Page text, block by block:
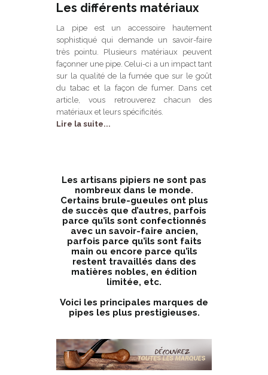
Les différents matériaux
La pipe est un accessoire hautement
sophistiqué qui demande un savoir-faire
très pointu. Plusieurs matériaux peuvent
façonner une pipe. Celui-ci a un impact tant
sur la qualité de la fumée que sur le goût
du tabac et la façon de fumer. Dans cet
article, vous retrouverez chacun des
matériaux et leurs spécificités.
Lire la suite...
Les artisans pipiers ne sont pas
nombreux dans le monde.
Certains brule-gueules ont plus
de succès que d’autres, parfois
parce qu’ils sont confectionnés
avec un savoir-faire ancien,
parfois parce qu’ils sont faits
main ou encore parce qu’ils
restent travaillés dans des
matières nobles, en édition
limitée, etc.
Voici les principales marques de
pipes les plus prestigieuses.